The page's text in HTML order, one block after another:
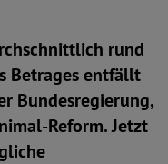
rund
Betrages entfällt
Bundesregierung,
Reform. Jetzt